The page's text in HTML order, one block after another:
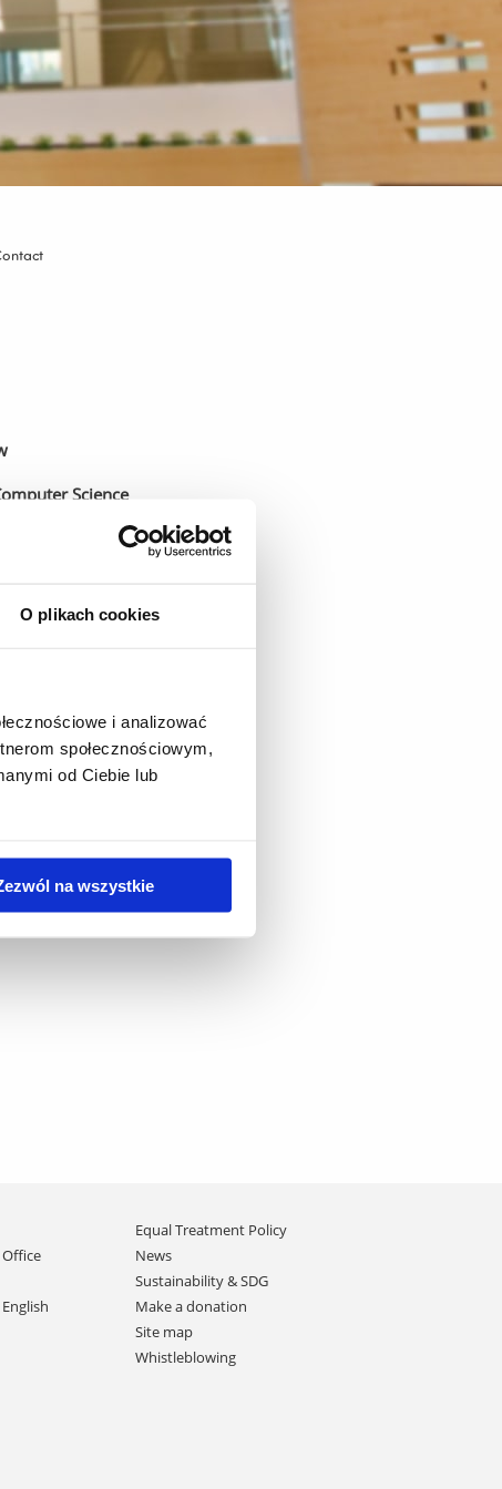
O plikach cookies
i analizować
społecznościowym,
od Ciebie lub
na wszystkie
Science
Equal Treatment Policy
News
Sustainability & SDG
Make a donation
Site map
Whistleblowing